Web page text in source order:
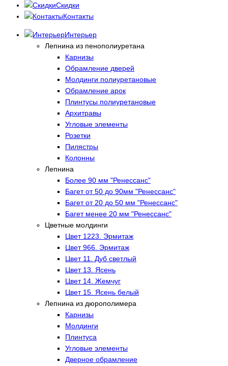
Скидки
Контакты
Интерьер
Лепнина из пенополиуретана
Карнизы
Обрамление дверей
Молдинги полиуретановые
Обрамление арок
Плинтусы полиуретановые
Архитравы
Угловые элементы
Розетки
Пилястры
Колонны
Лепнина
Более 90 мм "Ренессанс"
Багет от 50 до 90мм "Ренессанс"
Багет от 20 до 50 мм "Ренессанс"
Багет менее 20 мм "Ренессанс"
Цветные молдинги
Цвет 1223. Эрмитаж
Цвет 966. Эрмитаж
Цвет 11. Дуб светлый
Цвет 13. Ясень
Цвет 14. Жемчуг
Цвет 15. Ясень белый
Лепнина из дюрополимера
Карнизы
Молдинги
Плинтуса
Угловые элементы
Дверное обрамление